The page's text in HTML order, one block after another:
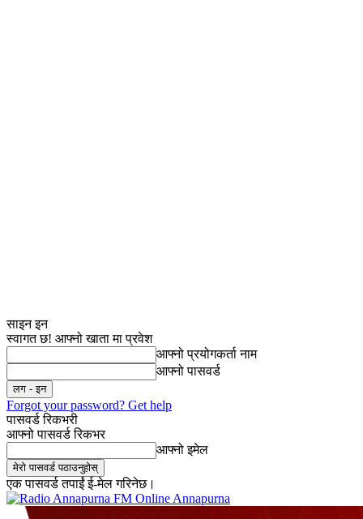
साइन इन
स्वागत छ! आफ्नो खाता मा प्रवेश
आफ्नो प्रयोगकर्ता नाम
आफ्नो पासवर्ड
Forgot your password? Get help
पासवर्ड रिकभरी
आफ्नो पासवर्ड रिकभर
आफ्नो इमेल
एक पासवर्ड तपाईं ई-मेल गरिनेछ।
Online Annapurna